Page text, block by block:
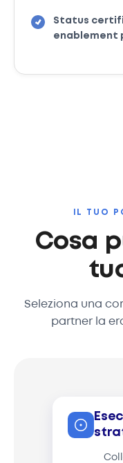
Status
enablement
IL TUO
Cosa
Seleziona una
partner la